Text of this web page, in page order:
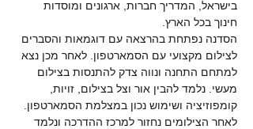
בישראל, המדריך חברות, ארגונים ומוסדות
חינוך בכל הארץ.
הסדנה נפתחת בהרצאה עם דוגמאות והסברים
לצילום מקצועי עם הסמארטפון. לאחר מכן נצא
למתחם התחנה ונווה צדק להתנסות בצילום
מעשי. נלמד להבין אור וצל בצילום, זויות,
קומפוזיציה ושימוש נכון במצלמת הסמארטפון.
לאחר הצילומים נחזור למרכז ההדרכה ונלמד